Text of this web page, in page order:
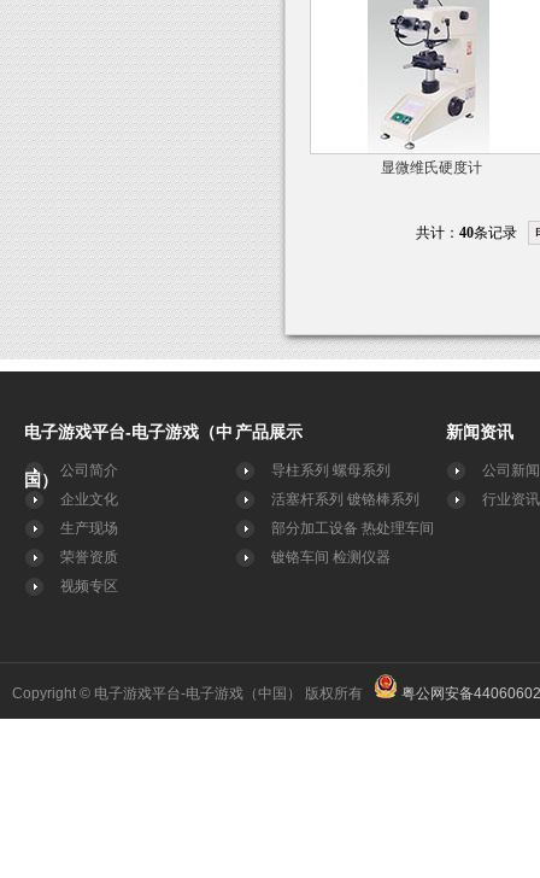
显微维氏硬度计
共计： 40条记录
电子游戏平台-电子游戏（中
国）
公司简介
企业文化
生产现场
荣誉资质
视频专区
产品展示
导柱系列 螺母系列
活塞杆系列 镀铬棒系列
部分加工设备 热处理车间
镀铬车间 检测仪器
新闻资讯
公司新闻
行业资讯
Copyright © 电子游戏平台-电子游戏（中国） 版权所有 粤公网安备